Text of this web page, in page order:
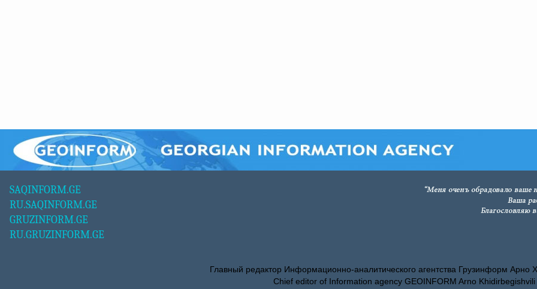
SAQINFORM.GE
RU.SAQINFORM.GE
GRUZINFORM.GE
RU.GRUZINFORM.GE
Главный редактор Информационно-аналитического агентства Грузинформ Арно
Chief editor of Information agency GEOINFORM Arno Khidirbegishvili